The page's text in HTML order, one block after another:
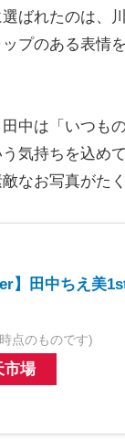
ばれたのは、
プのある表情
中は「いつも
気持ちを込め
なお写真がた
】田中ちえ美
点のものです)
市場